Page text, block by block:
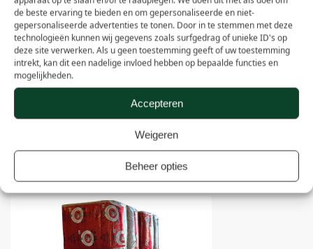
de beste ervaring te bieden en om gepersonaliseerde en niet-
gepersonaliseerde advertenties te tonen. Door in te stemmen met deze
technologieën kunnen wij gegevens zoals surfgedrag of unieke ID's op
deze site verwerken. Als u geen toestemming geeft of uw toestemming
intrekt, kan dit een nadelige invloed hebben op bepaalde functies en
mogelijkheden.
Accepteren
Weigeren
Beheer opties
Anderen kochten ook
Gebruik Ruwvoer
Stofarm en
schoon
ideaal voor gevoelige luchtwegen
Levering met pompwagen op pallet